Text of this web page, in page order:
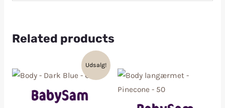
Related products
Udsalg!